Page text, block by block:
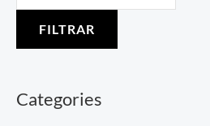
FILTRAR
Categories